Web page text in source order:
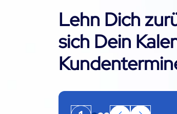
Lehn Dich
sich Dein